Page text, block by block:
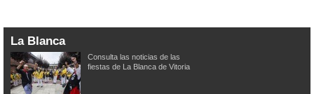
La Blanca
Consulta las noticias de las
fiestas de La Blanca de Vitoria